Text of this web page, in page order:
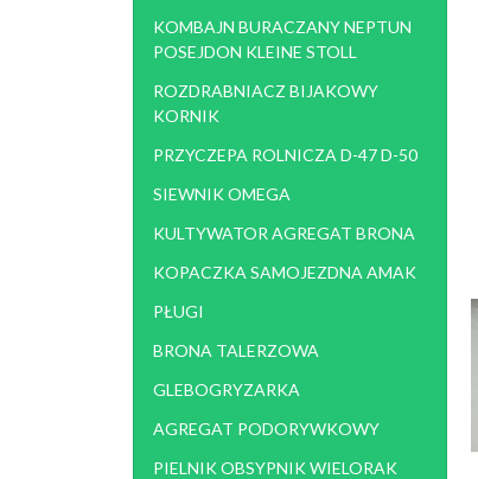
KOMBAJN BURACZANY NEPTUN
POSEJDON KLEINE STOLL
ROZDRABNIACZ BIJAKOWY
KORNIK
PRZYCZEPA ROLNICZA D-47 D-50
SIEWNIK OMEGA
KULTYWATOR AGREGAT BRONA
KOPACZKA SAMOJEZDNA AMAK
PŁUGI
BRONA TALERZOWA
GLEBOGRYZARKA
AGREGAT PODORYWKOWY
PIELNIK OBSYPNIK WIELORAK